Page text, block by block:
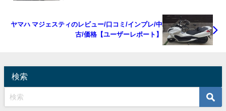
ヤマハ マジェスティのレビュー/口コミ/インプレ/中
古/価格【ユーザーレポート】
検索